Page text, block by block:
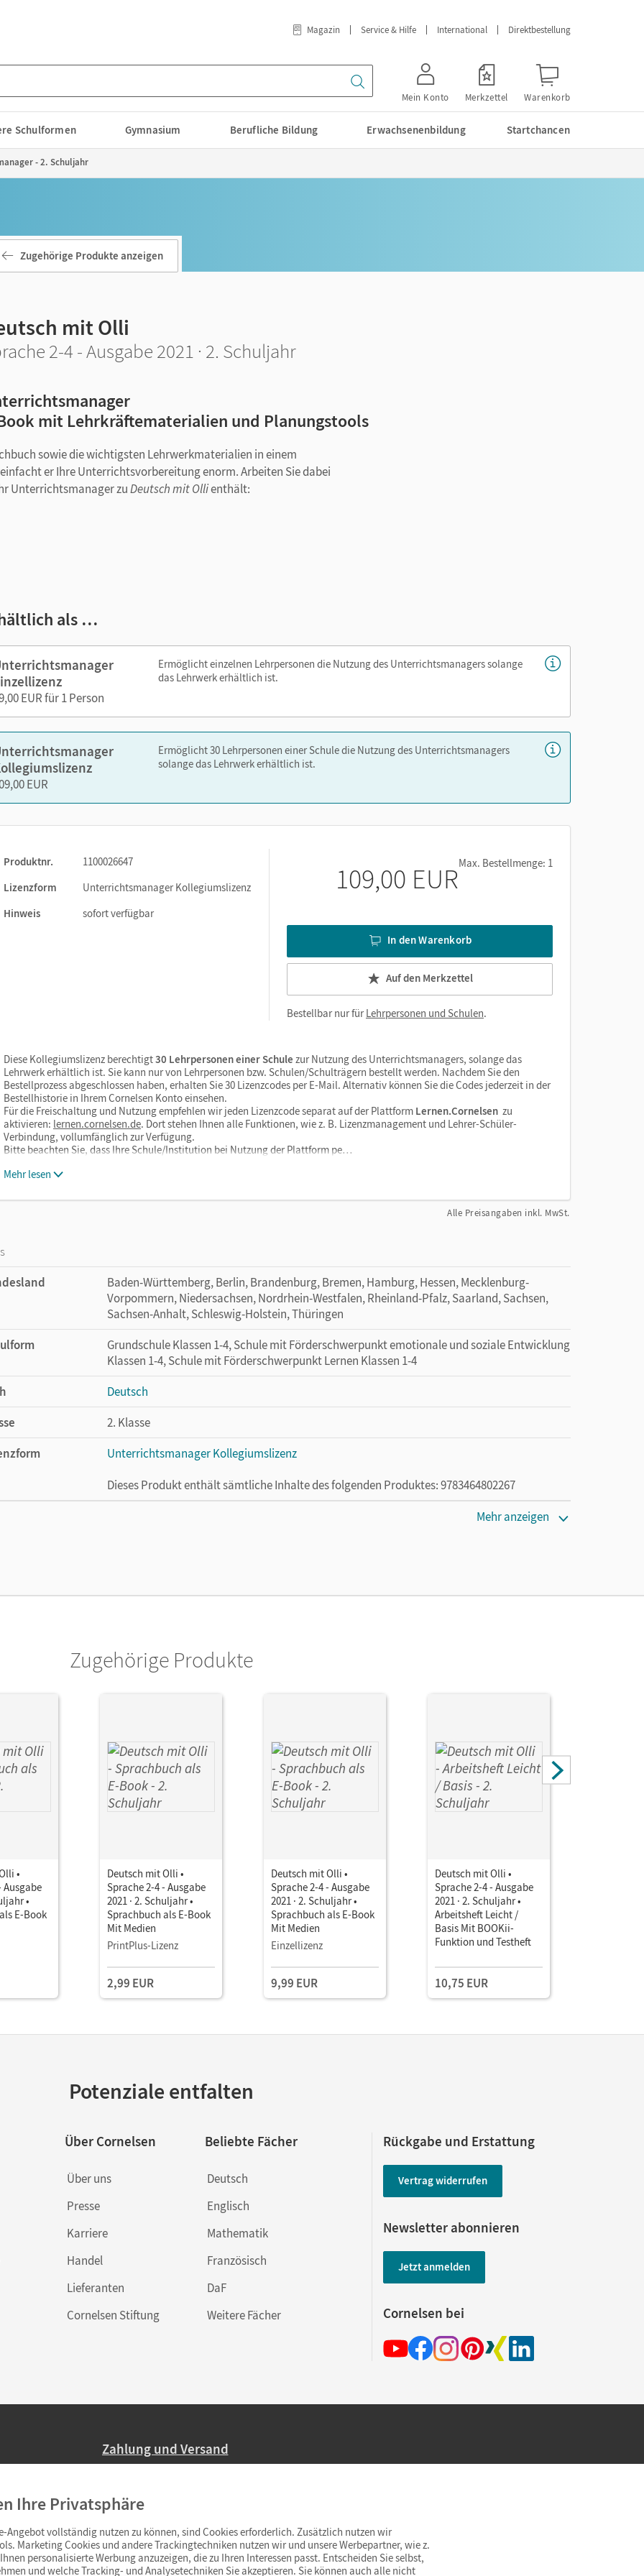
Magazin Service & Hilfe International Direktbestellung
Mein Konto Merkzettel Warenkorb
Schulformen Gymnasium Berufliche Bildung Erwachsenenbildung Startchancen
- 2. Schuljahr
Zugehörige Produkte anzeigen
mit Olli
2-4 - Ausgabe 2021 · 2. Schuljahr
mit Lehrkräftematerialien und Planungstools
sowie die wichtigsten Lehrwerkmaterialien in einem
er Ihre Unterrichtsvorbereitung enorm. Arbeiten Sie dabei
Unterrichtsmanager zuDeutsch mit Ollienthält:
oder über die Cornelsen Lernen App.
als …
EUR für 1 Person
Ermöglicht einzelnen Lehrpersonen die Nutzung des Unterrichtsmanagers solange
das Lehrwerk erhältlich ist.
EUR
Ermöglicht 30 Lehrpersonen einer Schule die Nutzung des Unterrichtsmanagers
solange das Lehrwerk erhältlich ist.
Produktnr.
1100026647
Lizenzform
Unterrichtsmanager Kollegiumslizenz
Hinweis
sofort verfügbar
109,00 EURMax. Bestellmenge: 1
In den Warenkorb
Auf den Merkzettel
Bestellbar nur fürLehrpersonen und Schulen.
Diese Kollegiumslizenz berechtigt30 Lehrpersonen einer Schule zur Nutzung des Unterrichtsmanagers, solange das
Lehrwerk erhältlich ist. Sie kann nur von Lehrpersonen bzw. Schulen/Schulträgern bestellt werden. Nachdem Sie den
Bestellprozess abgeschlossen haben, erhalten Sie 30 Lizenzcodes per E-Mail. Alternativ können Sie die Codes jederzeit in der
Bestellhistorie in Ihrem Cornelsen Konto einsehen.
Für die Freischaltung und Nutzung empfehlen wir jeden Lizenzcode separat auf der Plattform Lernen.Cornelsen zu
aktivieren: lernen.cornelsen.de. Dort stehen Ihnen alle Funktionen, wie z. B. Lizenzmanagement und Lehrer-Schüler-
Verbindung, vollumfänglich zur Verfügung.
Bitte beachten Sie, dass Ihre Schule/Institution bei Nutzung der Plattform pe…
Mehr lesen
Alle Preisangaben inkl. MwSt.
Baden-Württemberg, Berlin, Brandenburg, Bremen, Hamburg, Hessen, Mecklenburg-
Vorpommern, Niedersachsen, Nordrhein-Westfalen, Rheinland-Pfalz, Saarland, Sachsen,
Sachsen-Anhalt, Schleswig-Holstein, Thüringen
Grundschule Klassen 1-4, Schule mit Förderschwerpunkt emotionale und soziale Entwicklung
Klassen 1-4, Schule mit Förderschwerpunkt Lernen Klassen 1-4
Deutsch
2. Klasse
Unterrichtsmanager Kollegiumslizenz
Dieses Produkt enthält sämtliche Inhalte des folgenden Produktes: 9783464802267
Cornelsen Verlag
Mehr anzeigen
Zugehörige Produkte
•
Ausgabe
•
E-Book
Deutsch mit Olli •
Sprache 2-4 - Ausgabe
2021 · 2. Schuljahr •
Sprachbuch als E-Book
Mit Medien
PrintPlus-Lizenz
2,99 EUR
Deutsch mit Olli •
Sprache 2-4 - Ausgabe
2021 · 2. Schuljahr •
Sprachbuch als E-Book
Mit Medien
Einzellizenz
9,99 EUR
Deutsch mit Olli •
Sprache 2-4 - Ausgabe
2021 · 2. Schuljahr •
Arbeitsheft Leicht /
Basis Mit BOOKii-
Funktion und Testheft
10,75 EUR
Potenziale entfalten
Über Cornelsen
Über uns
Presse
Karriere
Handel
Lieferanten
Cornelsen Stiftung
Beliebte Fächer
Deutsch
Englisch
Mathematik
Französisch
DaF
Weitere Fächer
Rückgabe und Erstattung
Vertrag widerrufen
Newsletter abonnieren
Jetzt anmelden
Cornelsen bei
Zahlung und Versand
Ab 59,– EUR Bestellwert liefern wir versandkostenfrei innerhalb Deutschlands
(Lieferung in 3–6 Tagen).
Ihre Privatsphäre
Angebot vollständig nutzen zu können, sind Cookies erforderlich. Zusätzlich nutzen wir
Marketing Cookies und andere Trackingtechniken nutzen wir und unsere Werbepartner, wie z.
personalisierte Werbung anzuzeigen, die zu Ihren Interessen passt. Entscheiden Sie selbst,
und welche Tracking- und Analysetechniken Sie akzeptieren. Sie können auch alle nicht